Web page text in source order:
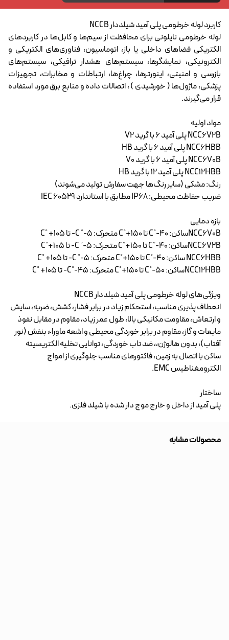
کاربرد لوله خرطومی پلی آمید شیلددار NCCB
لوله خرطومی نایلونی برای محافظت از سیم‌ها و کابل‌ها در کاربردهای
الکتریکی فضاهای داخلی یا باز، اتوماسیون، فناوری‌های الکتریکی و
الکترونیکی، نمایشگرها، سیستم‌های هشدار ترافیکی، سیستم‌های
بازرسی و امنیتی، اینورترها، چراغ‌ها، ارتباطات و مخابرات، تجهیزات
پزشکی، ماژول‌ها ( خورشیدی ) ، اتصالات داده و منابع برق مورد استفاده
قرار می‌گیرند.
مواد اولیه
NCC6V2B پلی آمید 6 با گرید V2
NCC6HBB پلی آمید 6 با گرید HB
NCC6V0B پلی آمید 6 با گرید V0
NCC12HBB پلی آمید 12 با گرید HB
رنگ: مشکی (سایر رنگ‌ها جهت سفارش تولید می‌شوند)
ضریب حفاظت محیطی: IP68 مطابق با استاندارد IEC 60529
بازه دمایی
NCC6V0Bساکن: C˚-40 تا C˚+150 متحرک: C ˚-5- تا C˚ +105
NCC6V2Bساکن: C˚-40 تا C˚+150 متحرک: C ˚-5- تا C˚+105
NCC6HBB ساکن: C˚-40 تا C˚+150 متحرک: C ˚-5- تا C˚ +105
NCC12HBBساکن: C˚-50 تا C˚+150 متحرک: C˚-45- تا C˚ +105
ویژگی‌های لوله خرطومی پلی آمید شیلددار NCCB
انعطاف پذیری مناسب، استحکام زیاد در برابر فشار، کشش، ضربه، سایش
و ارتعاش، مقاومت مکانیکی بالا، طول عمر زیاد، مقاوم در مقابل نفوذ
مایعات و گاز، مقاوم در برابر خوردگی محیطی و اشعه ماوراء بنفش (نور
آفتاب)، بدون هالوژن،، ضد تاب خوردگی، توانایی تخلیه الکتریسیته
ساکن با اتصال به زمین، فاکتورهای مناسب جلوگیری از امواج
الکترومغناطیس EMC.
ساختار
پلی آمید از داخل و خارج موج‌ دار شده با شیلد فلزی.
محصولات مشابه